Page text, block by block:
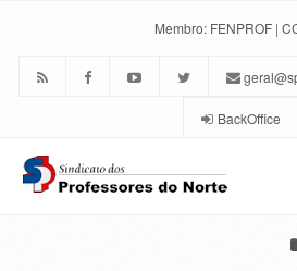
Membro: FENPROF |
BackOffice